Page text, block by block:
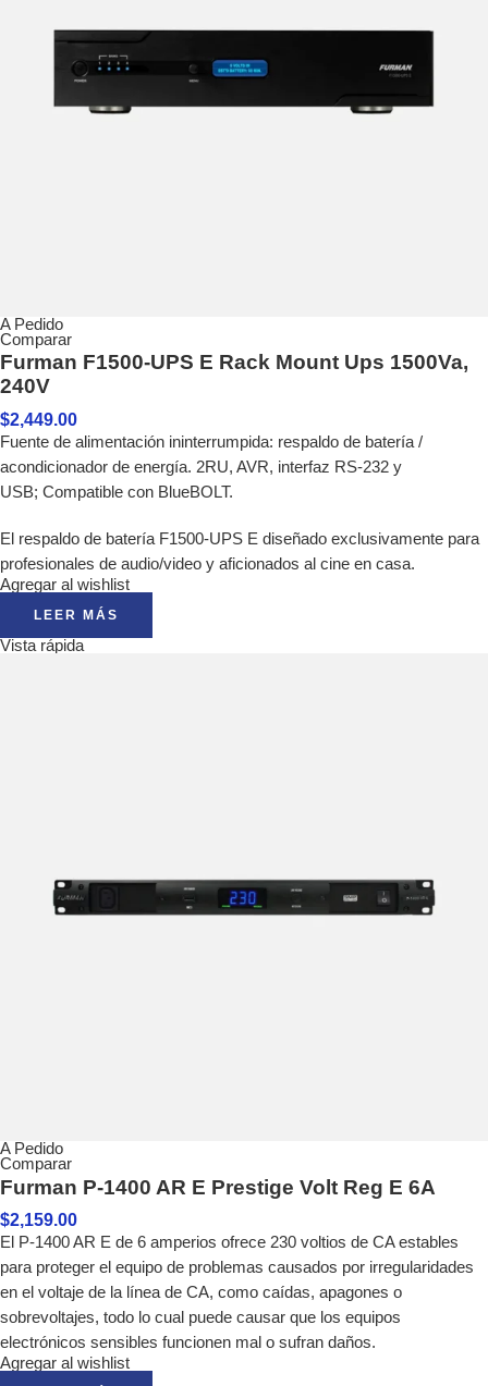
A Pedido
Comparar
Furman F1500-UPS E Rack Mount Ups 1500Va,
240V
$2,449.00
Fuente de alimentación ininterrumpida: respaldo de batería /
acondicionador de energía. 2RU, AVR, interfaz RS-232 y
USB; Compatible con BlueBOLT.
El respaldo de batería F1500-UPS E diseñado exclusivamente para
profesionales de audio/video y aficionados al cine en casa.
Agregar al wishlist
LEER MÁS
Vista rápida
A Pedido
Comparar
Furman P-1400 AR E Prestige Volt Reg E 6A
$2,159.00
El P-1400 AR E de 6 amperios ofrece 230 voltios de CA estables
para proteger el equipo de problemas causados ​​por irregularidades
en el voltaje de la línea de CA, como caídas, apagones o
sobrevoltajes, todo lo cual puede causar que los equipos
electrónicos sensibles funcionen mal o sufran daños.
Agregar al wishlist